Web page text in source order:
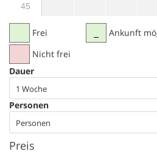
45
Frei
Nicht frei
Ankunft
Dauer
1 Woche
Personen
Personen
Preis